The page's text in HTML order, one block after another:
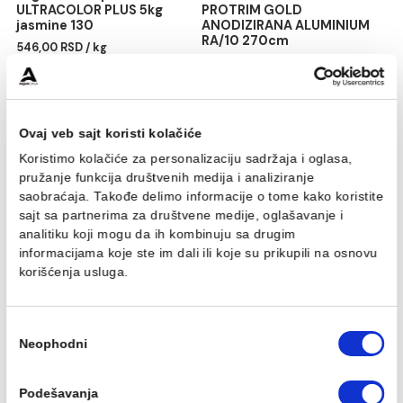
Koristimo kolačiće za personalizaciju sadržaja i oglasa,
saobraćaja. Takođe delimo informacije o tome kako
Fug masa Mapei
ULTRACOLOR PLUS 5kg
jasmine 130
546,00 RSD / kg
Profil PROFILPAS obla
PROTRIM GOLD
ANODIZIRANA
RA/10 270cm
1.870,00 RSD / kom